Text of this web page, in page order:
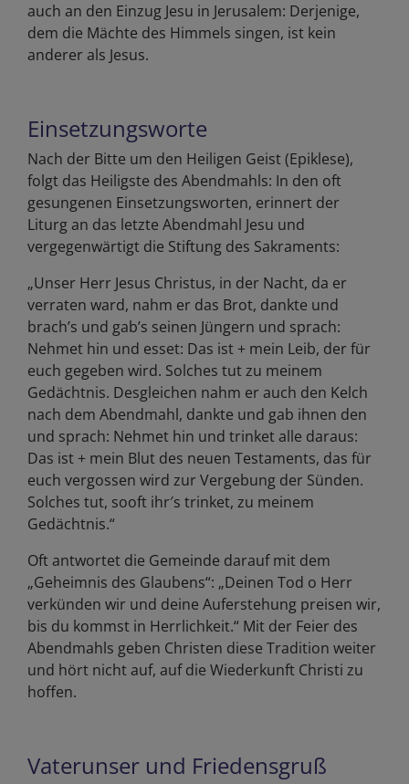
auch an den Einzug Jesu in Jerusalem: Derjenige,
dem die Mächte des Himmels singen, ist kein
anderer als Jesus.
Einsetzungsworte
Nach der Bitte um den Heiligen Geist (Epiklese),
folgt das Heiligste des Abendmahls: In den oft
gesungenen Einsetzungsworten, erinnert der
Liturg an das letzte Abendmahl Jesu und
vergegenwärtigt die Stiftung des Sakraments:
„Unser Herr Jesus Christus, in der Nacht, da er
verraten ward, nahm er das Brot, dankte und
brach’s und gab’s seinen Jüngern und sprach:
Nehmet hin und esset: Das ist + mein Leib, der für
euch gegeben wird. Solches tut zu meinem
Gedächtnis. Desgleichen nahm er auch den Kelch
nach dem Abendmahl, dankte und gab ihnen den
und sprach: Nehmet hin und trinket alle daraus:
Das ist + mein Blut des neuen Testaments, das für
euch vergossen wird zur Vergebung der Sünden.
Solches tut, sooft ihr′s trinket, zu meinem
Gedächtnis.“
Oft antwortet die Gemeinde darauf mit dem
„Geheimnis des Glaubens“: „Deinen Tod o Herr
verkünden wir und deine Auferstehung preisen wir,
bis du kommst in Herrlichkeit.“ Mit der Feier des
Abendmahls geben Christen diese Tradition weiter
und hört nicht auf, auf die Wiederkunft Christi zu
hoffen.
Vaterunser und Friedensgruß